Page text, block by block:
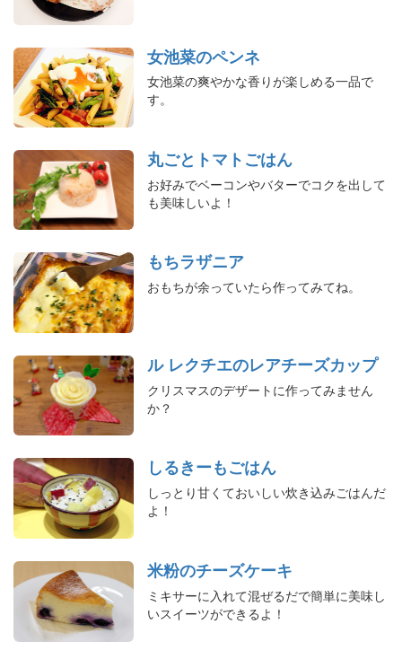
女池菜のペンネ
女池菜の爽やかな香りが楽しめる一品で
す。
丸ごとトマトごはん
お好みでベーコンやバターでコクを出して
も美味しいよ！
もちラザニア
おもちが余っていたら作ってみてね。
ル レクチエのレアチーズカップ
クリスマスのデザートに作ってみません
か？
しるきーもごはん
しっとり甘くておいしい炊き込みごはんだ
よ！
米粉のチーズケーキ
ミキサーに入れて混ぜるだで簡単に美味し
いスイーツができるよ！